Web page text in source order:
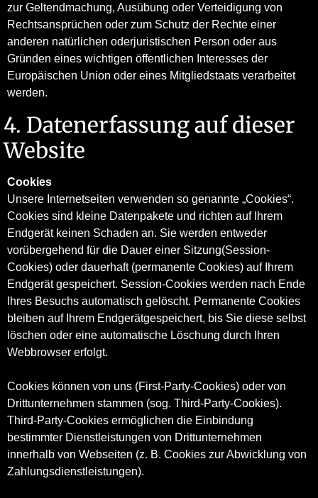
zur Geltendmachung, Ausübung oder Verteidigung von
Rechtsansprüchen oder zum Schutz der Rechte einer
anderen natürlichen oderjuristischen Person oder aus
Gründen eines wichtigen öffentlichen Interesses der
Europäischen Union oder eines Mitgliedstaats verarbeitet
werden.
4. Datenerfassung auf dieser
Website
Cookies
Unsere Internetseiten verwenden so genannte „Cookies“.
Cookies sind kleine Datenpakete und richten auf Ihrem
Endgerät keinen Schaden an. Sie werden entweder
vorübergehend für die Dauer einer Sitzung(Session-
Cookies) oder dauerhaft (permanente Cookies) auf Ihrem
Endgerät gespeichert. Session-Cookies werden nach Ende
Ihres Besuchs automatisch gelöscht. Permanente Cookies
bleiben auf Ihrem Endgerätgespeichert, bis Sie diese selbst
löschen oder eine automatische Löschung durch Ihren
Webbrowser erfolgt.
Cookies können von uns (First-Party-Cookies) oder von
Drittunternehmen stammen (sog. Third-Party-Cookies).
Third-Party-Cookies ermöglichen die Einbindung
bestimmter Dienstleistungen von Drittunternehmen
innerhalb von Webseiten (z. B. Cookies zur Abwicklung von
Zahlungsdienstleistungen).